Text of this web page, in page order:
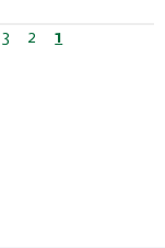
דף
1 דף
2 דף
3